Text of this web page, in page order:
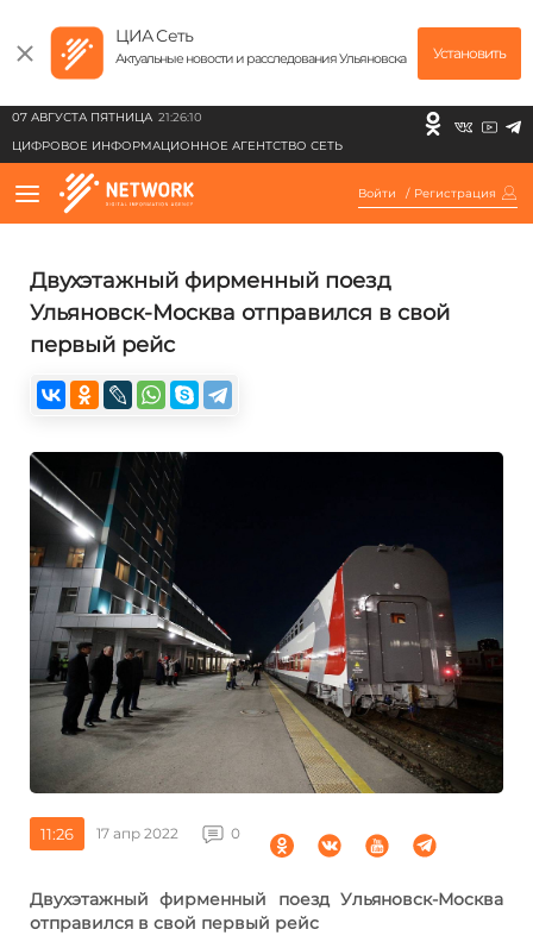
ЦИА Сеть
Актуальные новости и расследования Ульяновска Установить
07 АВГУСТА ПЯТНИЦА 21:26:10
ЦИФРОВОЕ ИНФОРМАЦИОННОЕ АГЕНТСТВО СЕТЬ
Войти / Регистрация
Двухэтажный фирменный поезд
Ульяновск-Москва отправился в свой
первый рейс
11:26 17 апр 2022 0
Двухэтажный фирменный поезд Ульяновск-Москва
отправился в свой первый рейс